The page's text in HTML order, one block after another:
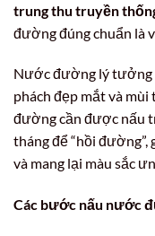
trung thu truyền
đường đúng chuẩn là
Nước đường lý tưởng
phách đẹp mắt và
đường cần được nấu
tháng để “hồi
và mang lại màu sắc
Các bước nấu nước